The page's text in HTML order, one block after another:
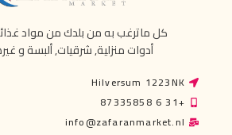
كل ماترغب به من بلدك من مواد
أدوات منزلية, شرقيات, ألبسة و
Hilversum 1223NK
+31 6 87335858
info@zafaranmarket.nl